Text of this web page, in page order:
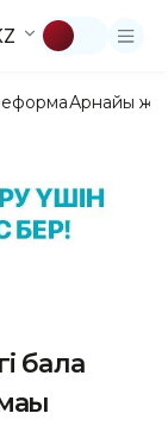
Арнайы
бала